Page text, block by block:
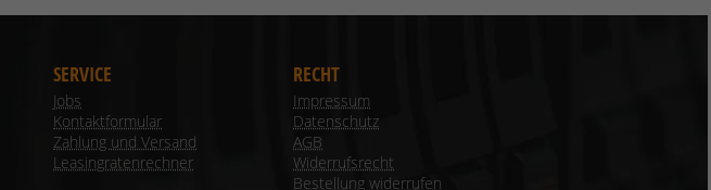
SERVICE
Jobs
Kontaktformular
Zahlung und Versand
Leasingratenrechner
RECHT
Impressum
Datenschutz
AGB
Widerrufsrecht
Bestellung widerrufen